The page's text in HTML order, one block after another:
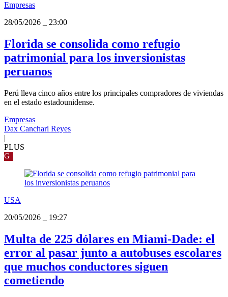
Empresas
28/05/2026
23:00
Florida se consolida como refugio
patrimonial para los inversionistas
peruanos
Perú lleva cinco años entre los principales compradores de viviendas
en el estado estadounidense.
Empresas
Dax Canchari Reyes
|
PLUS
G
USA
20/05/2026
19:27
Multa de 225 dólares en Miami-Dade: el
error al pasar junto a autobuses escolares
que muchos conductores siguen
cometiendo